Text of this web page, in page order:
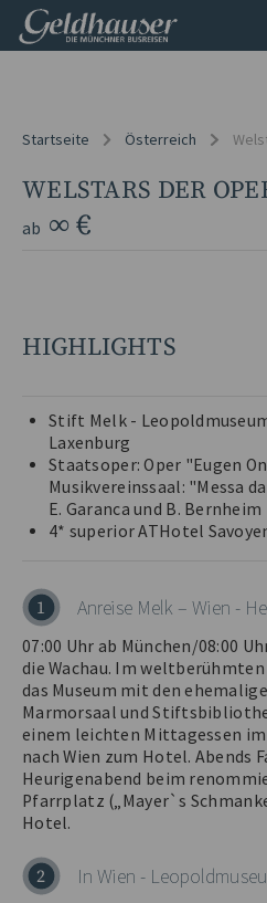
Startseite Österreich
WELSTARS DER
ab ∞ €
HIGHLIGHTS
Stift Melk -
Laxenburg
Staatsoper: Oper "Eugen
Musikvereinssaal: "Messa
E. Garanca und B. Bernheim
4* superior ATHotel
1 Anreise Melk – Wien -
07:00 Uhr ab München/08:00
die Wachau. Im
das Museum mit den
Marmorsaal und
einem leichten Mittagessen
nach Wien zum Hotel. Abends
Heurigenabend beim
Pfarrplatz („Mayer`s
Hotel.
2 In Wien -